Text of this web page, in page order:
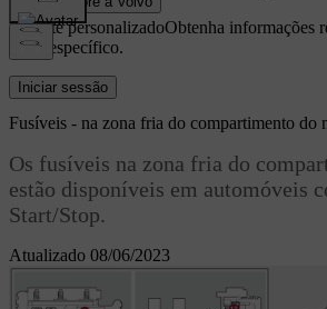
Suporte personalizadoObtenha informações
carro específico.
Iniciar sessão
Atualizado 08/06/2023
Fusíveis - na zona fria do compartimento do
Os fusíveis na zona fria do
estão disponíveis em automóveis
Start/Stop.